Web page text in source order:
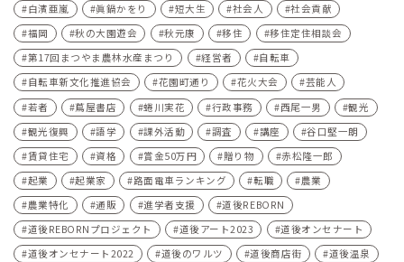
白濱亜嵐
眞鍋かをり 短大生 社会人
社会貢献
福岡
秋の大園遊会 秋元康 移住
移住定住相談会
第17回まつやま農林水産まつり
経営者
自転車
自転車新文化推進協会
花園町通り 花火大会
芸能人
若者
蔦屋書店 蜷川実花 行政事務 西尾一男
観光
観光復興
語学 課外活動 調査 講座
谷口堅一朗
賃貸住宅
資格 賞金50万円 贈り物
赤松隆一郎
起業
起業家 路面電車ランキング 転職
農業
農業特化
通販 進学者支援
道後REBORN
道後REBORNプロジェクト
道後アート2023
道後オンセナート
道後オンセナート2022
道後のワルツ 道後商店街
道後温泉